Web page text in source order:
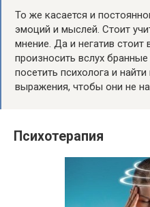
То же касается и
эмоций и мыслей. Стоит
мнение. Да и негатив стоит
произносить вслух
посетить психолога и
выражения, чтобы они не
Психотерапия